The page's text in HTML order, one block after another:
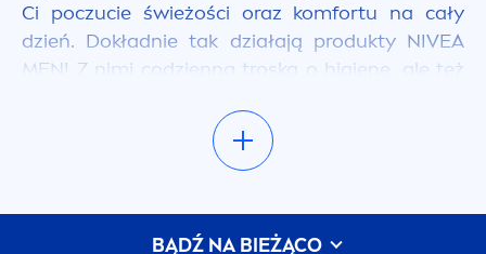
Ci poczucie świeżości oraz komfortu na cały
dzień. Dokładnie tak działają produkty NIVEA
MEN! Z nimi codzienna troska o higienę, ale też
Sprawdź, co dla Ciebie przygotowaliśmy.
Męska pielęgnacja ciała – jak
powinna wyglądać?
BĄDŹ NA BIEŻĄCO